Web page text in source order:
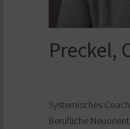
Preckel,
Systemisches
Berufliche